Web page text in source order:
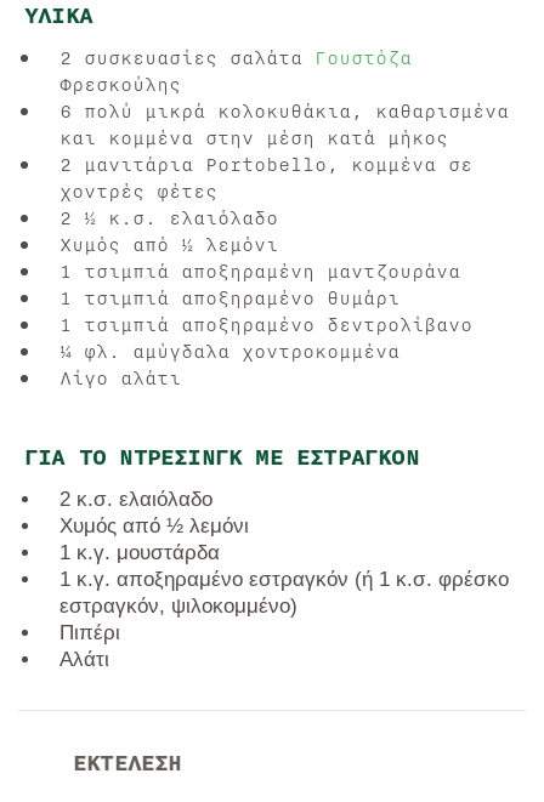
ΥΛΙΚΆ
2 συσκευασίες σαλάτα Γουστόζα
Φρεσκούλης
6 πολύ μικρά κολοκυθάκια, καθαρισμένα
και κομμένα στην μέση κατά μήκος
2 μανιτάρια Portobello, κομμένα σε
χοντρές φέτες
2 ½ κ.σ. ελαιόλαδο
Χυμός από ½ λεμόνι
1 τσιμπιά αποξηραμένη μαντζουράνα
1 τσιμπιά αποξηραμένο θυμάρι
1 τσιμπιά αποξηραμένο δεντρολίβανο
¼ φλ. αμύγδαλα χοντροκομμένα
Λίγο αλάτι
ΓΙΑ ΤΟ ΝΤΡΈΣΙΝΓΚ ΜΕ ΕΣΤΡΑΓΚΌΝ
2 κ.σ. ελαιόλαδο
Χυμός από ½ λεμόνι
1 κ.γ. μουστάρδα
1 κ.γ. αποξηραμένο εστραγκόν (ή 1 κ.σ. φρέσκο
εστραγκόν, ψιλοκομμένο)
Πιπέρι
Αλάτι
ΕΚΤΕΛΕΣΗ